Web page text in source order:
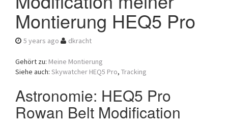
Montierung HEQ5 Pro
5 years ago dkracht
Gehört zu: Meine Montierung
Siehe auch: Skywatcher HEQ5 Pro, Tracking
Astronomie: HEQ5 Pro
Rowan Belt Modification